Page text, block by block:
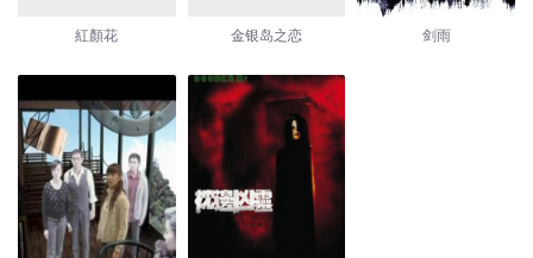
紅顏花 金银岛之恋 剑雨